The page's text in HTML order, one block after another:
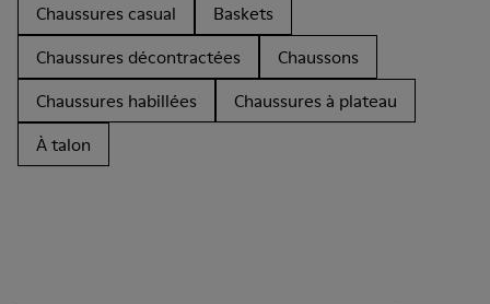
Chaussures casual
Baskets
Chaussures décontractées
Chaussons
Chaussures habillées
Chaussures à plateau
À talon